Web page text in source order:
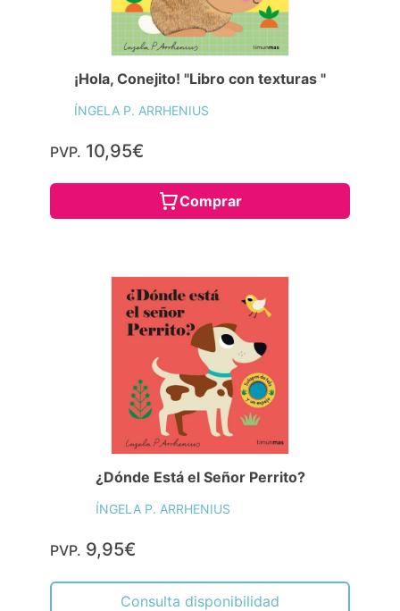
¡Hola, Conejito! "Libro con texturas "
ÍNGELA P. ARRHENIUS
PVP. 10,95€
Comprar
¿Dónde Está el Señor Perrito?
ÍNGELA P. ARRHENIUS
PVP. 9,95€
Consulta disponibilidad